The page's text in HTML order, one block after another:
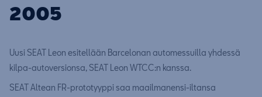
2005
Uusi SEAT Leon esitellään Barcelonan automessuilla yhdessä
kilpa-autoversionsa, SEAT Leon WTCC:n kanssa.
SEAT Altean FR-prototyyppi saa maailmanensi-iltansa